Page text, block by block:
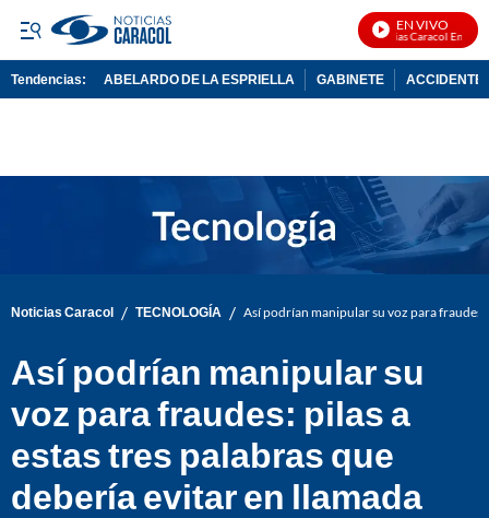
EN VIVO
Noticias Caracol En Vivo
Tendencias: ABELARDO DE LA ESPRIELLA GABINETE ACCIDENTE
Noticias Caracol / TECNOLOGÍA / Así podrían manipular su voz para fraudes:
Así podrían manipular su
voz para fraudes: pilas a
estas tres palabras que
debería evitar en llamada